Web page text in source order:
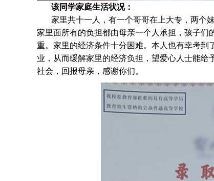
该同学家庭生活状况：
家里共十一人，有一个哥哥在上大专，两个
家里面所有的负担都由母亲一个人承担，孩子
重。家里的经济条件十分困难。本人也有幸考
业，从而缓解家里的经济负担，望爱心人士能
社会，回报母亲，感谢你们。